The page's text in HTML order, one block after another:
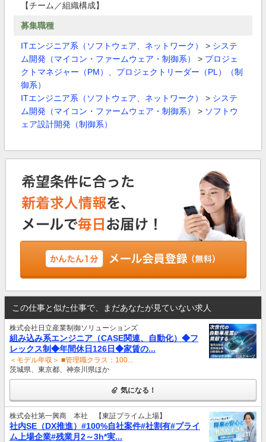
【チーム／組織構成】
募集職種
ITエンジニア系（ソフトウェア、ネットワーク） > システ
ム開発（マイコン・ファームウェア・制御系）
> プロジェ
クトマネジャー（PM）、プロジェクトリーダー（PL）（制
御系）
ITエンジニア系（ソフトウェア、ネットワーク）
> システ
ム開発（マイコン・ファームウェア・制御系）
> ソフトウ
ェア設計開発（制御系）
この仕事と似た仕事で、まだあなたが見ていない求人
株式会社日立産業制御ソリューションズ
組み込み系エンジニア（CASE関連、自動化）◆フ
レックス制◆年間休日126日◆家賃の...
＜モデル年収＞ ■管理職クラス：100...
茨城県、東京都、神奈川県ほか
気になる！
株式会社第一興商 本社 【東証プライム上場】
社内SE（DX推進）#100%自社案件#社割有#プライ
ム上場企業#残業月2～3h*実...